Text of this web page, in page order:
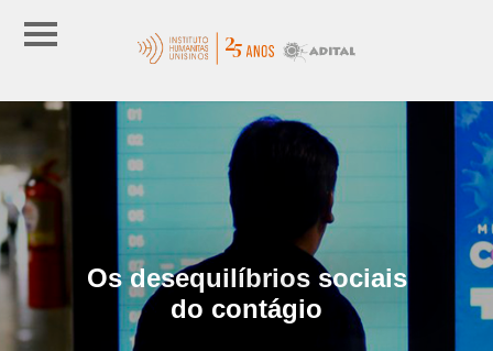
Os desequilíbrios sociais
do contágio